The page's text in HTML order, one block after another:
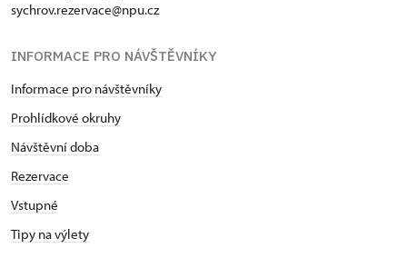
sychrov.rezervace@npu.cz
INFORMACE PRO NÁVŠTĚVNÍKY
Informace pro návštěvníky
Prohlídkové okruhy
Návštěvní doba
Rezervace
Vstupné
Tipy na výlety